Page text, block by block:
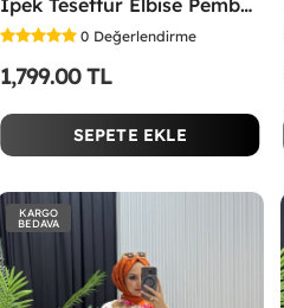
İpek Tesettür Elbise Pembe Pembe
0 Değerlendirme
1,799.00 TL
SEPETE EKLE
KARGO
BEDAVA